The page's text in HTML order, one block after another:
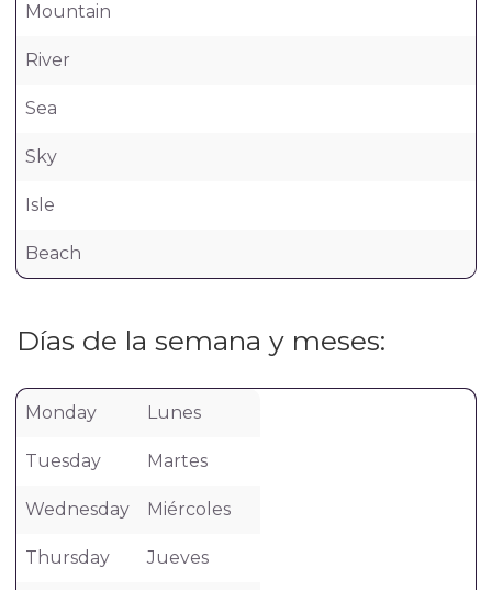
Mountain
River
Sea
Sky
Isle
Beach
Días de la semana y meses:
Monday Lunes
Tuesday Martes
Wednesday Miércoles
Thursday Jueves